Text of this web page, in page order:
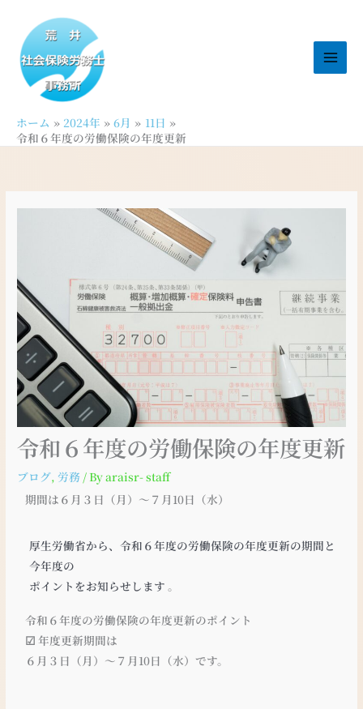
ホーム 2024年 6月
11日
令和６年度の労働保険の年度更新
令和６年度の労働保険の年度更新
ブログ,労務 / Byaraisr- staff
期間は６月３日（月）～７月10日（水）
厚生労働省から、令和６年度の労働保険の年度更新の期間と
今年度の
ポイントをお知らせします。
令和６年度の労働保険の年度更新のポイント
☑ 年度更新期間は
６月３日（月）～７月10日（水）です。